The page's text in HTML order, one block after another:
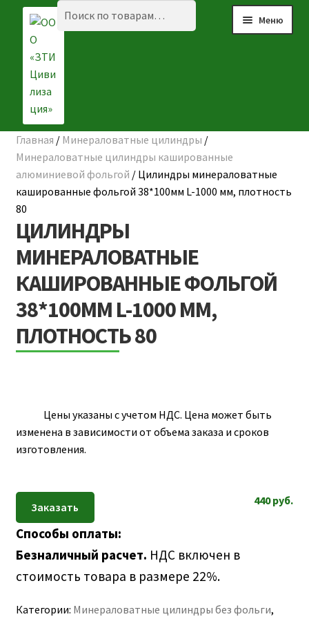
Перейти
навигации
Перейти
содержимому
Искать:
Поиск
Меню
☰ КАТАЛОГ
ГЛАВНАЯ
О КОМПАНИИ
НАШИ ОБЪЕКТЫ
ДОСТАВКА И ОПЛАТА
ПОЛЕЗНАЯ ИНФОРМАЦИЯ
КОНТАКТЫ
Главная / Минераловатные цилиндры /
Минераловатные цилиндры кашированные
алюминиевой фольгой / Цилиндры минераловатные
кашированные фольгой 38*100мм L-1000 мм, плотность
80
ЦИЛИНДРЫ
МИНЕРАЛОВАТНЫЕ
КАШИРОВАННЫЕ ФОЛЬГОЙ
38*100ММ L-1000 ММ,
ПЛОТНОСТЬ 80
Цены указаны с учетом НДС. Цена может быть
изменена в зависимости от объема заказа и сроков
изготовления.
440руб.
Способы оплаты:
Безналичный расчет. НДС включен в
стоимость товара в размере 22%.
Категории: Минераловатные цилиндры без фольги,